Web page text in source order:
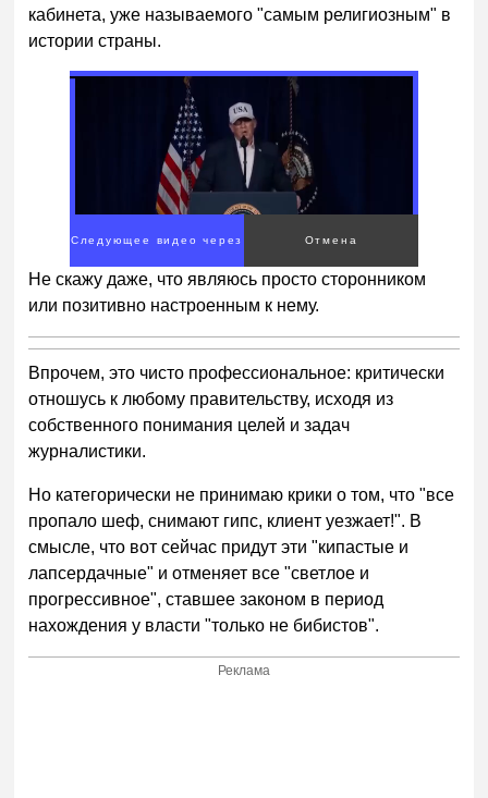
кабинета, уже называемого "самым религиозным" в
истории страны.
00:00 /01:00
Не скажу даже, что являюсь просто сторонником
или позитивно настроенным к нему.
Впрочем, это чисто профессиональное: критически
отношусь к любому правительству, исходя из
собственного понимания целей и задач
журналистики.
Но категорически не принимаю крики о том, что "все
пропало шеф, снимают гипс, клиент уезжает!". В
смысле, что вот сейчас придут эти "кипастые и
лапсердачные" и отменяет все "светлое и
прогрессивное", ставшее законом в период
нахождения у власти "только не бибистов".
Реклама